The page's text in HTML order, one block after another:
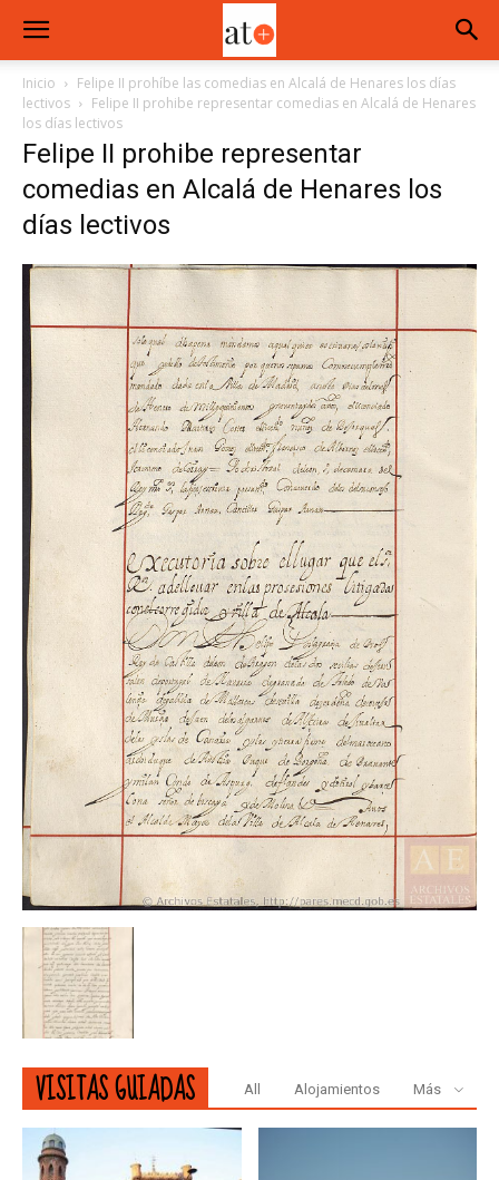
Inicio
Felipe II prohíbe las comedias en Alcalá de Henares los días
lectivos
Felipe II prohibe representar comedias en Alcalá de Henares
los días lectivos
Felipe II prohibe representar
comedias en Alcalá de Henares los
días lectivos
VISITAS GUIADAS All Alojamientos Más